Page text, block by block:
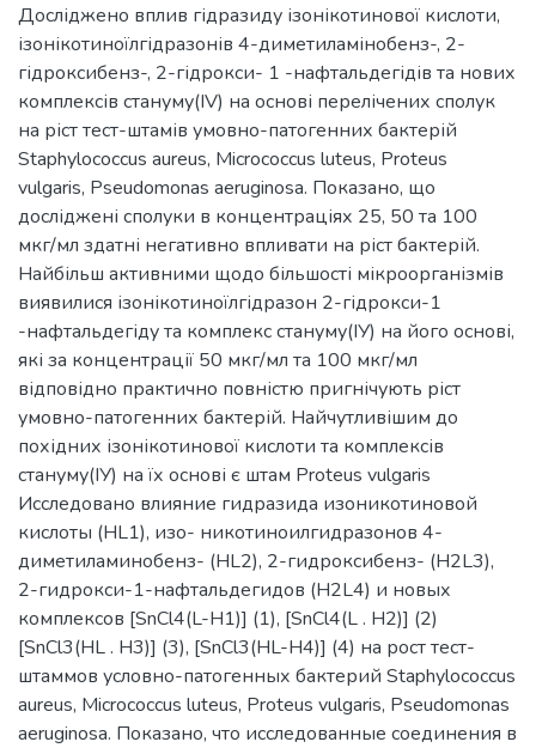
Досліджено вплив гідразиду ізонікотинової кислоти,
ізонікотиноїлгідразонів 4-диметиламінобенз-, 2-
гідроксибенз-, 2-гідрокси- 1 -нафтальдегідів та нових
комплексів стануму(IV) на основі перелічених сполук
на ріст тест-штамів умовно-патогенних бактерій
Staphylococcus aureus, Micrococcus luteus, Proteus
vulgaris, Pseudomonas aeruginosa. Показано, що
досліджені сполуки в концентраціях 25, 50 та 100
мкг/мл здатні негативно впливати на ріст бактерій.
Найбільш активними щодо більшості мікроорганізмів
виявилися ізонікотиноїлгідразон 2-гідрокси-1
-нафтальдегіду та комплекс стануму(ІУ) на його основі,
які за концентрації 50 мкг/мл та 100 мкг/мл
відповідно практично повністю пригнічують ріст
умовно-патогенних бактерій. Найчутливішим до
похідних ізонікотинової кислоти та комплексів
стануму(ІУ) на їх основі є штам Proteus vulgaris
Исследовано влияние гидразида изоникотиновой
кислоты (HL1), изо- никотиноилгидразонов 4-
диметиламинобенз- (HL2), 2-гидроксибенз- (H2L3),
2-гидрокси-1-нафтальдегидов (H2L4) и новых
комплексов [SnCl4(L-H1)] (1), [SnCl4(L . Н2)] (2)
[SnCl3(HL . Н3)] (3), [SnCl3(HL-H4)] (4) на рост тест-
штаммов условно-патогенных бактерий Staphylococcus
aureus, Micrococcus luteus, Proteus vulgaris, Pseudomonas
aeruginosa. Показано, что исследованные соединения в